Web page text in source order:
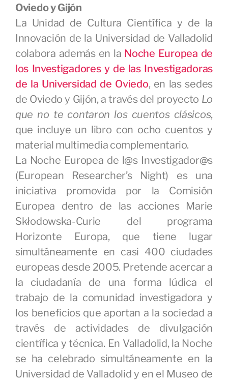
Oviedo y Gijón
La Unidad de Cultura Científica y de la
Innovación de la Universidad de Valladolid
colabora además en la Noche Europea de
los Investigadores y de las Investigadoras
de la Universidad de Oviedo, en las sedes
de Oviedo y Gijón, a través del proyecto Lo
que no te contaron los cuentos clásicos,
que incluye un libro con ocho cuentos y
material multimedia complementario.
La Noche Europea de l@s Investigador@s
(European Researcher’s Night) es una
iniciativa promovida por la Comisión
Europea dentro de las acciones Marie
Skłodowska-Curie del programa
Horizonte Europa, que tiene lugar
simultáneamente en casi 400 ciudades
europeas desde 2005. Pretende acercar a
la ciudadanía de una forma lúdica el
trabajo de la comunidad investigadora y
los beneficios que aportan a la sociedad a
través de actividades de divulgación
científica y técnica. En Valladolid, la Noche
se ha celebrado simultáneamente en la
Universidad de Valladolid y en el Museo de